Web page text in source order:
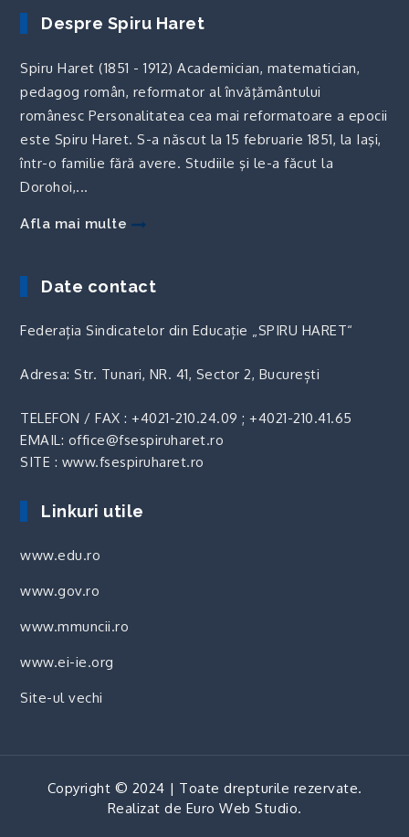
Despre Spiru Haret
Spiru Haret (1851 - 1912) Academician, matematician,
pedagog român, reformator al învăţământului
românesc Personalitatea cea mai reformatoare a epocii
este Spiru Haret. S-a născut la 15 februarie 1851, la Iaşi,
într-o familie fără avere. Studiile şi le-a făcut la
Dorohoi,...
Afla mai multe
Date contact
Federația Sindicatelor din Educație „SPIRU HARET“
Adresa: Str. Tunari, NR. 41, Sector 2, București
TELEFON / FAX :+4021-210.24.09 ;+4021-210.41.65
EMAIL: office@fsespiruharet.ro
SITE : www.fsespiruharet.ro
Linkuri utile
www.edu.ro
www.gov.ro
www.mmuncii.ro
www.ei-ie.org
Site-ul vechi
Copyright © 2024 | Toate drepturile rezervate.
Realizat de Euro Web Studio.